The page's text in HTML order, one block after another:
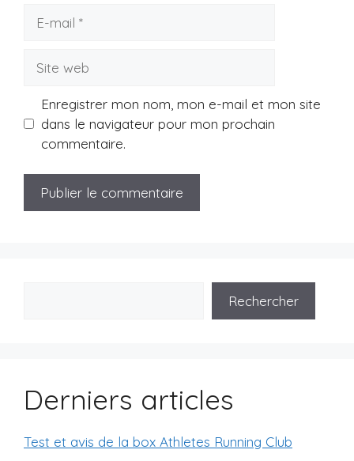
mail
web
Enregistrer mon nom, mon e-mail et mon site
dans le navigateur pour mon prochain
commentaire.
Rechercher
Derniers articles
Test et avis de la box Athletes Running Club